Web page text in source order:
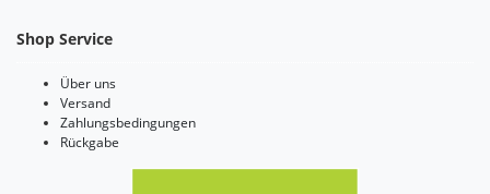
Shop Service
Über uns
Versand
Zahlungsbedingungen
Rückgabe